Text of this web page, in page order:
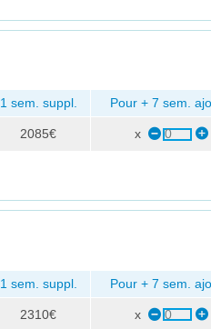
1 sem. suppl.
Pour + 7 sem.
2085€ x
1 sem. suppl.
Pour + 7 sem.
2310€ x